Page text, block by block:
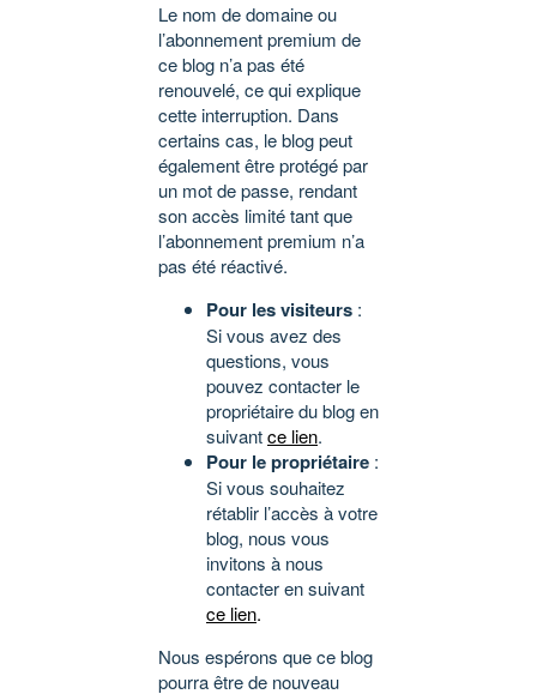
Le nom de domaine ou
l’abonnement premium de
ce blog n’a pas été
renouvelé, ce qui explique
cette interruption. Dans
certains cas, le blog peut
également être protégé par
un mot de passe, rendant
son accès limité tant que
l’abonnement premium n’a
pas été réactivé.
Pour les visiteurs :
Si vous avez des
questions, vous
pouvez contacter le
propriétaire du blog en
suivantce lien.
Pour le propriétaire :
Si vous souhaitez
rétablir l’accès à votre
blog, nous vous
invitons à nous
contacter en suivant
ce lien.
Nous espérons que ce blog
pourra être de nouveau